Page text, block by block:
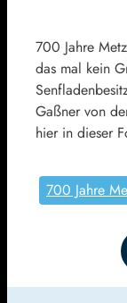
700 Jahre
das mal kein
Gaßner von
hier in dieser
700 Jahre